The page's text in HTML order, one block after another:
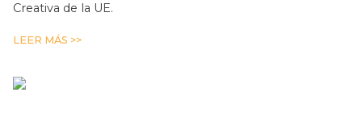
Creativa de la UE.
LEER MÁS >>